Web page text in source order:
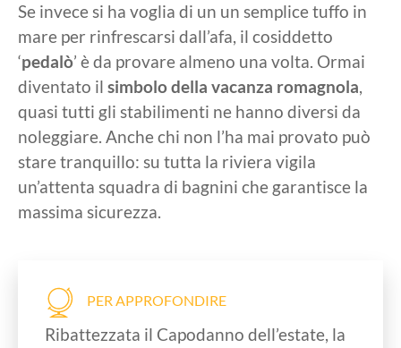
Se invece si ha voglia di un un semplice tuffo in
mare per rinfrescarsi dall’afa, il cosiddetto
‘pedalò’ è da provare almeno una volta. Ormai
diventato il simbolo della vacanza romagnola,
quasi tutti gli stabilimenti ne hanno diversi da
noleggiare. Anche chi non l’ha mai provato può
stare tranquillo: su tutta la riviera vigila
un’attenta squadra di bagnini che garantisce la
massima sicurezza.
PER APPROFONDIRE
Ribattezzata il Capodanno dell’estate, la